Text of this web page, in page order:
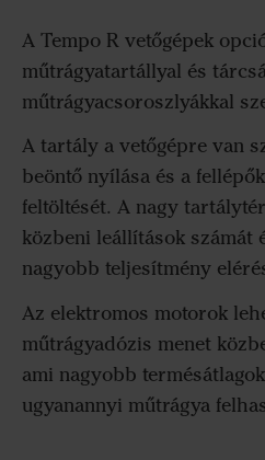
A Tempo R vetőgépek
műtrágyatartállyal és
műtrágyacsoroszlyákkal
A tartály a vetőgépre van
beöntő nyílása és a
feltöltését. A nagy
közbeni leállítások számát
nagyobb teljesítmény
Az elektromos motorok
műtrágyadózis menet
ami nagyobb
ugyanannyi műtrágya